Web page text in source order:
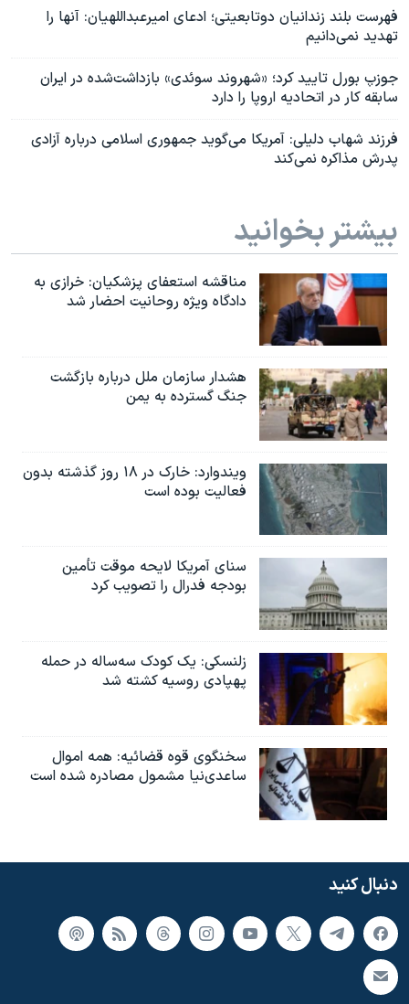
فهرست بلند زندانیان دوتابعیتی؛ ادعای امیرعبداللهیان: آنها را
تهدید نمی‌دانیم
جوزپ بورل تایید کرد؛ «شهروند سوئدی» بازداشت‌شده در ایران
سابقه کار در اتحادیه اروپا را دارد
فرزند شهاب دلیلی: آمریکا می‌گو‌ید جمهوری اسلامی درباره آزادی
پدرش مذاکره نمی‌کند
بیشتر بخوانید
مناقشه استعفای پزشکیان: خرازی به
دادگاه ویژه روحانیت احضار شد
هشدار سازمان ملل درباره بازگشت
جنگ گسترده به یمن
ویندوارد: خارک در ۱۸ روز گذشته بدون
فعالیت بوده است
سنای آمریکا لایحه موقت تأمین
بودجه فدرال را تصویب کرد
زلنسکی: یک کودک سه‌ساله در حمله
پهپادی روسیه کشته شد
سخنگوی قوه قضائیه: همه اموال
ساعدی‌نیا مشمول مصادره شده است
دنبال کنید